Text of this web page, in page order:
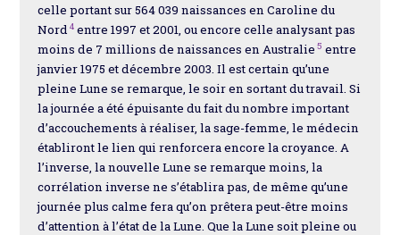
celle portant sur 564 039 naissances en Caroline du
Nord 4 entre 1997 et 2001, ou encore celle analysant pas
moins de 7 millions de naissances en Australie 5 entre
janvier 1975 et décembre 2003. Il est certain qu’une
pleine Lune se remarque, le soir en sortant du travail. Si
la journée a été épuisante du fait du nombre important
d’accouchements à réaliser, la sage-femme, le médecin
établiront le lien qui renforcera encore la croyance. A
l’inverse, la nouvelle Lune se remarque moins, la
corrélation inverse ne s’établira pas, de même qu’une
journée plus calme fera qu’on prêtera peut-être moins
d’attention à l’état de la Lune. Que la Lune soit pleine ou